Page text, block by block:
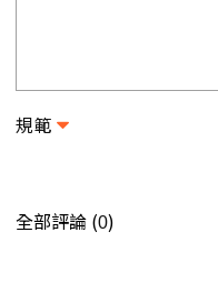
規範
全部評論 (0)